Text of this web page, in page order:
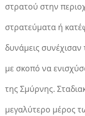
στρατού στην
στρατεύματα ή
δυνάμεις
με σκοπό να
της Σμύρνης.
μεγαλύτερο μέρος